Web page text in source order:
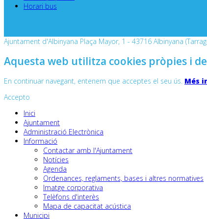
Horari bus
Ajuntament d'Albinyana Plaça Mayor, 1 - 43716 Albinyana
Aquesta web utilitza cookies pròpies i
En continuar navegant, entenem que acceptes el seu ús. Més
Accepto
Inici
Ajuntament
Administració Electrònica
Informació
Contactar amb l'Ajuntament
Notícies
Agenda
Ordenances, reglaments, bases i altres normatives
Imatge corporativa
Telèfons d'interès
Mapa de capacitat acústica
Municipi